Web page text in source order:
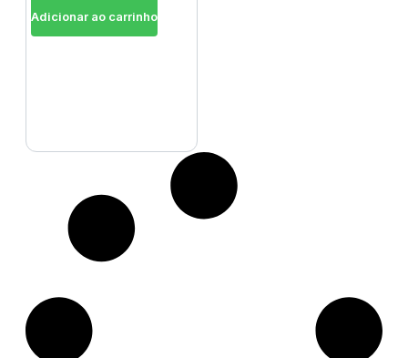
Adicionar ao carrinho